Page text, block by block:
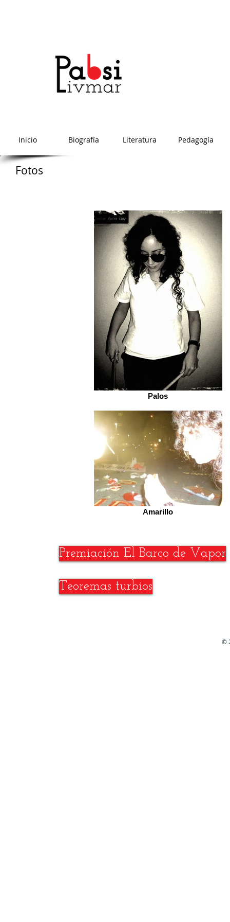
Inicio Biografía Literatura Pedagogía
Fotos
Palos
Amarillo
Premiación El Barco de Vapor
Teoremas turbios
©